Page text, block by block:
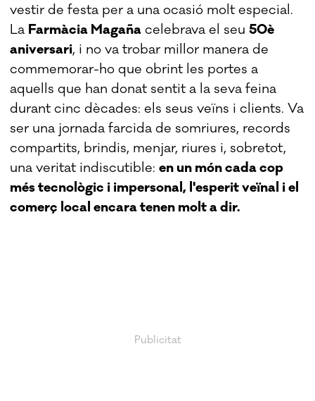
vestir de festa per a una ocasió molt especial.
La Farmàcia Magaña celebrava el seu50è
aniversari, i no va trobar millor manera de
commemorar-ho que obrint les portes a
aquells que han donat sentit a la seva feina
durant cinc dècades: els seus veïns i clients. Va
ser una jornada farcida de somriures, records
compartits, brindis, menjar, riures i, sobretot,
una veritat indiscutible:en un món cada cop
més tecnològic i impersonal, l'esperit veïnal i el
comerç local encara tenen molt a dir.